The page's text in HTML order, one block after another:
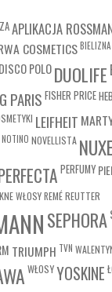
APLIKACJA
COSMETICSBIELIZNA
DISCO POLODUOLIFE
PARIS FISHER PRICE
LEIFHEIT
NOTINO NOVELLISTA
PERFUMY
WŁOSYREMÉREUTTER
SEPHORA
TRIUMPH TVN
WŁOSYYOSKINE